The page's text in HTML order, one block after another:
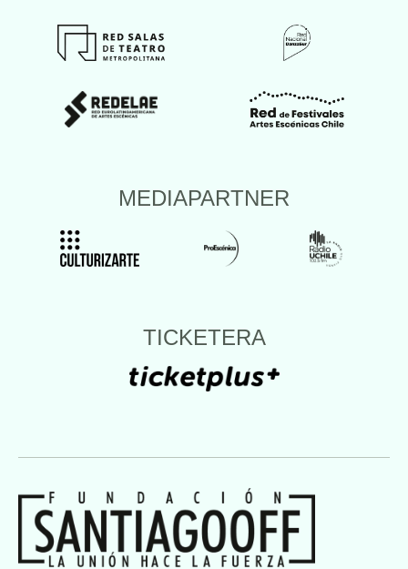
MEDIAPARTNER
TICKETERA